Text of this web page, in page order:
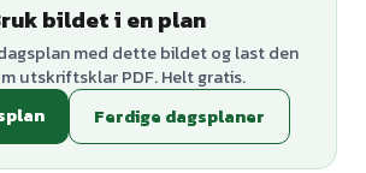
bildet i en plan
med dette bildet og last den
utskriftsklar PDF. Helt gratis.
Ferdige dagsplaner